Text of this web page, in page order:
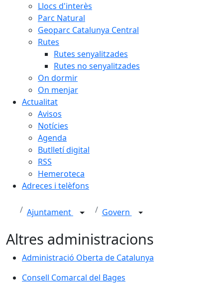
Llocs d'interès
Parc Natural
Geoparc Catalunya Central
Rutes
Rutes senyalitzades
Rutes no senyalitzades
On dormir
On menjar
Actualitat
Avisos
Notícies
Agenda
Butlletí digital
RSS
Hemeroteca
Adreces i telèfons
Ajuntament Govern
Altres administracions
Administració Oberta de Catalunya
Administració Oberta de Catalunya
Consell Comarcal del Bages
Consell Comarcal del Bages